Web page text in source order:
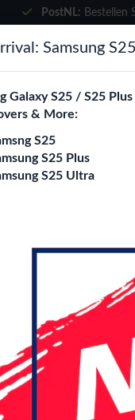
Wählen
Es sieht
Vereinigte
PostNL: Bestellen
Blogs
12.9 (1th
ist Ihr
Wir beliefern
zu
Protectors 360°
Datum
Samsung
Galaxy S25 / S25
& More:
S25
S25 Plus
S25 Ultra